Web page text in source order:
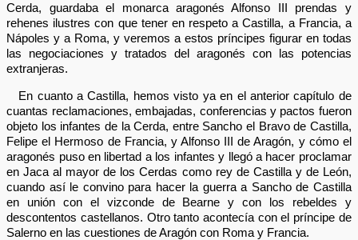
Cerda, guardaba el monarca aragonés Alfonso III prendas y
rehenes ilustres con que tener en respeto a Castilla, a Francia, a
Nápoles y a Roma, y veremos a estos príncipes figurar en todas
las negociaciones y tratados del aragonés con las potencias
extranjeras.
En cuanto a Castilla, hemos visto ya en el anterior capítulo de
cuantas reclamaciones, embajadas, conferencias y pactos fueron
objeto los infantes de la Cerda, entre Sancho el Bravo de Castilla,
Felipe el Hermoso de Francia, y Alfonso III de Aragón, y cómo el
aragonés puso en libertad a los infantes y llegó a hacer proclamar
en Jaca al mayor de los Cerdas como rey de Castilla y de León,
cuando así le convino para hacer la guerra a Sancho de Castilla
en unión con el vizconde de Bearne y con los rebeldes y
descontentos castellanos. Otro tanto acontecía con el príncipe de
Salerno en las cuestiones de Aragón con Roma y Francia.